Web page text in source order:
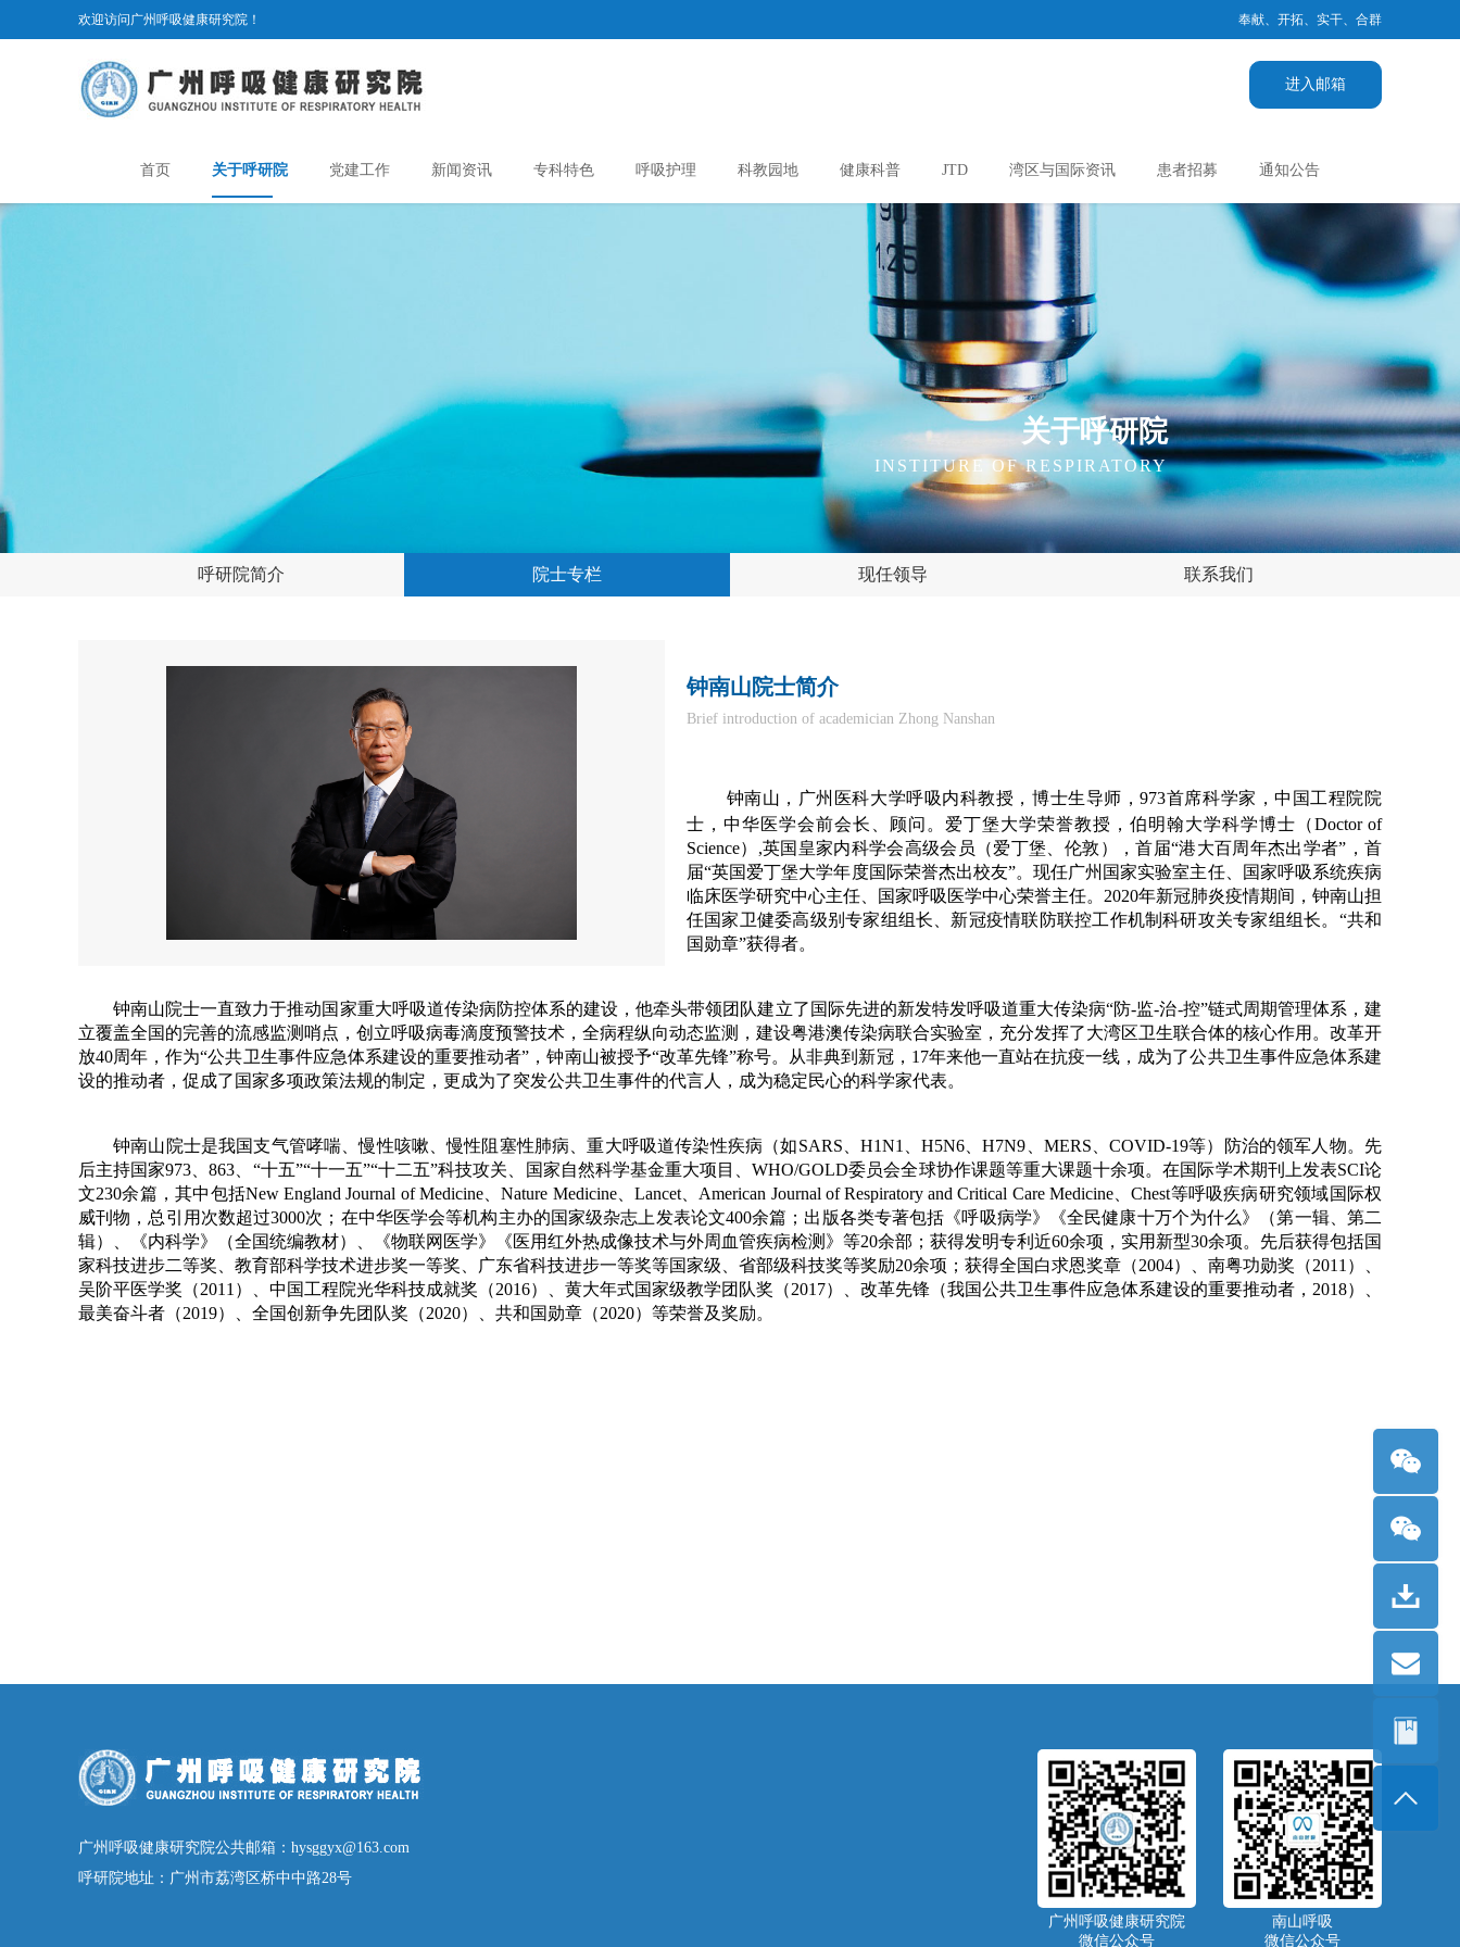
欢迎访问广州呼吸健康研究院！ 奉献、开拓、实干、合群
进入邮箱
首页 关于呼研院 党建工作 新闻资讯 专科特色 呼吸护理 科教园地 健康科普 JTD 湾区与国际资讯 患者招募 通知公告
关于呼研院
INSTITURE OF RESPIRATORY
呼研院简介 院士专栏 现任领导 联系我们
钟南山院士简介
Brief introduction of academician Zhong Nanshan
钟南山，广州医科大学呼吸内科教授，博士生导师，973首席科学家，中国工程院院
士，中华医学会前会长、顾问。爱丁堡大学荣誉教授，伯明翰大学科学博士（Doctor of
Science）,英国皇家内科学会高级会员（爱丁堡、伦敦），首届“港大百周年杰出学者”，首
届“英国爱丁堡大学年度国际荣誉杰出校友”。现任广州国家实验室主任、国家呼吸系统疾病
临床医学研究中心主任、国家呼吸医学中心荣誉主任。2020年新冠肺炎疫情期间，钟南山担
任国家卫健委高级别专家组组长、新冠疫情联防联控工作机制科研攻关专家组组长。“共和
国勋章”获得者。
钟南山院士一直致力于推动国家重大呼吸道传染病防控体系的建设，他牵头带领团队建立了国际先进的新发特发呼吸道重大传染病“防-监-治-控”链式周期管理体系，建
立覆盖全国的完善的流感监测哨点，创立呼吸病毒滴度预警技术，全病程纵向动态监测，建设粤港澳传染病联合实验室，充分发挥了大湾区卫生联合体的核心作用。改革开
放40周年，作为“公共卫生事件应急体系建设的重要推动者”，钟南山被授予“改革先锋”称号。从非典到新冠，17年来他一直站在抗疫一线，成为了公共卫生事件应急体系建
设的推动者，促成了国家多项政策法规的制定，更成为了突发公共卫生事件的代言人，成为稳定民心的科学家代表。
钟南山院士是我国支气管哮喘、慢性咳嗽、慢性阻塞性肺病、重大呼吸道传染性疾病（如SARS、H1N1、H5N6、H7N9、MERS、COVID-19等）防治的领军人物。先
后主持国家973、863、“十五”“十一五”“十二五”科技攻关、国家自然科学基金重大项目、WHO/GOLD委员会全球协作课题等重大课题十余项。在国际学术期刊上发表SCI论
文230余篇，其中包括New England Journal of Medicine、Nature Medicine、Lancet、American Journal of Respiratory and Critical Care Medicine、Chest等呼吸疾病研究领域国际权
威刊物，总引用次数超过3000次；在中华医学会等机构主办的国家级杂志上发表论文400余篇；出版各类专著包括《呼吸病学》《全民健康十万个为什么》（第一辑、第二
辑）、《内科学》（全国统编教材）、《物联网医学》《医用红外热成像技术与外周血管疾病检测》等20余部；获得发明专利近60余项，实用新型30余项。先后获得包括国
家科技进步二等奖、教育部科学技术进步奖一等奖、广东省科技进步一等奖等国家级、省部级科技奖等奖励20余项；获得全国白求恩奖章（2004）、南粤功勋奖（2011）、
吴阶平医学奖（2011）、中国工程院光华科技成就奖（2016）、黄大年式国家级教学团队奖（2017）、改革先锋（我国公共卫生事件应急体系建设的重要推动者，2018）、
最美奋斗者（2019）、全国创新争先团队奖（2020）、共和国勋章（2020）等荣誉及奖励。
广州呼吸健康研究院公共邮箱：hysggyx@163.com
呼研院地址：广州市荔湾区桥中中路28号
广州呼吸健康研究院
微信公众号
南山呼吸
微信公众号